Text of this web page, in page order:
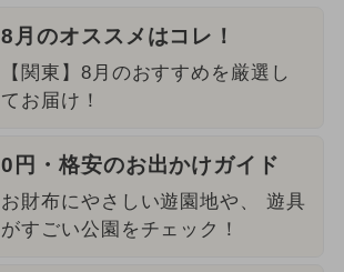
8月のオススメはコレ！
【関東】8月のおすすめを厳選し
てお届け！
0円・格安のお出かけガイド
お財布にやさしい遊園地や、 遊具
がすごい公園をチェック！